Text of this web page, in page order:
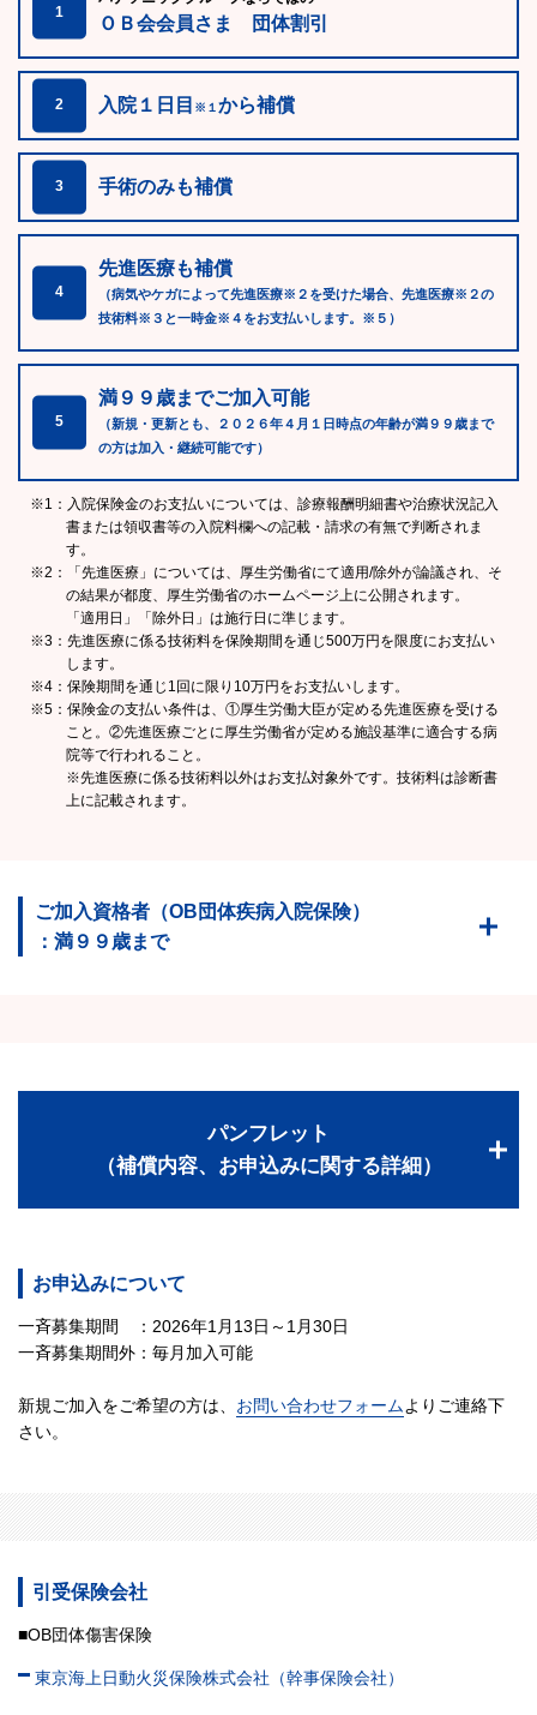
1
ＯＢ会会員さま 団体割引
2 入院１日目 ※１ から補償
3 手術のみも補償
4
先進医療も補償
（病気やケガによって先進医療※２を受けた場合、先進医療※２の
技術料※３と一時金※４をお支払いします。※５）
5
満９９歳までご加入可能
（新規・更新とも、２０２６年４月１日時点の年齢が満９９歳まで
の方は加入・継続可能です）
※1：入院保険金のお支払いについては、診療報酬明細書や治療状況記入
書または領収書等の入院料欄への記載・請求の有無で判断されま
す。
※2：「先進医療」については、厚生労働省にて適用/除外が論議され、そ
の結果が都度、厚生労働省のホームページ上に公開されます。
「適用日」「除外日」は施行日に準じます。
※3：先進医療に係る技術料を保険期間を通じ500万円を限度にお支払い
します。
※4：保険期間を通じ1回に限り10万円をお支払いします。
※5：保険金の支払い条件は、①厚生労働大臣が定める先進医療を受ける
こと。②先進医療ごとに厚生労働省が定める施設基準に適合する病
院等で行われること。
※先進医療に係る技術料以外はお支払対象外です。技術料は診断書
上に記載されます。
ご加入資格者（OB団体疾病入院保険）
：満９９歳まで
パンフレット
（補償内容、お申込みに関する詳細）
お申込みについて
一斉募集期間 ：2026年1月13日～1月30日
一斉募集期間外：毎月加入可能
新規ご加入をご希望の方は、 お問い合わせフォームよりご連絡下
さい。
引受保険会社
■OB団体傷害保険
東京海上日動火災保険株式会社（幹事保険会社）